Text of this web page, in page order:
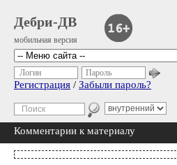
Дебри-ДВ
мобильная версия
Логин Пароль
Регистрация / Забыли пароль?
Комментарии к материалу